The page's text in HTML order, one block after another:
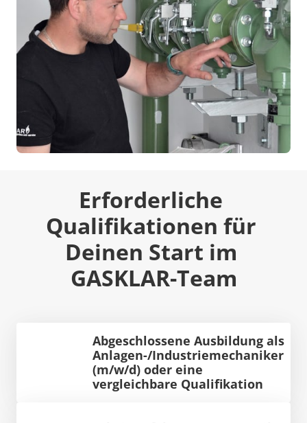
Erforderliche
Qualifikationen für
Deinen Start im
GASKLAR-Team
Abgeschlossene Ausbildung als
Anlagen-/Industriemechaniker
(m/w/d) oder eine
vergleichbare Qualifikation